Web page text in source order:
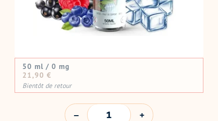
50 ml / 0 mg
Prix
normal
21,90 €
Bientôt de retour
QUANTITÉ